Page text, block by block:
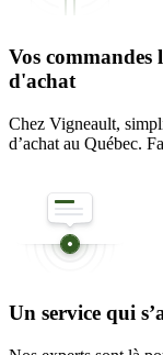
Vos commandes
d'achat
Chez Vigneault,
d’achat au Québec.
Un service qui